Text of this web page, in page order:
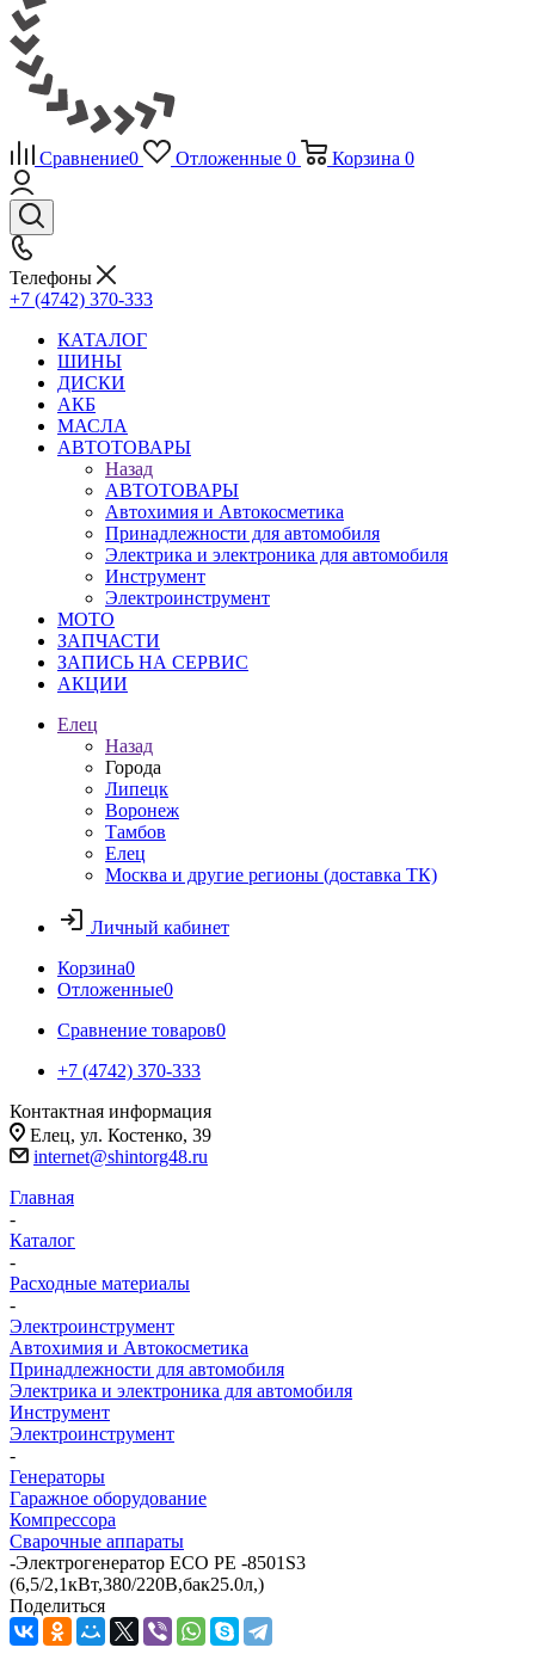
Сравнение0 Отложенные 0 Корзина 0
Телефоны
+7 (4742) 370-333
КАТАЛОГ
ШИНЫ
ДИСКИ
АКБ
МАСЛА
АВТОТОВАРЫ
Назад
АВТОТОВАРЫ
Автохимия и Автокосметика
Принадлежности для автомобиля
Электрика и электроника для автомобиля
Инструмент
Электроинструмент
МОТО
ЗАПЧАСТИ
ЗАПИСЬ НА СЕРВИС
АКЦИИ
Елец
Назад
Города
Липецк
Воронеж
Тамбов
Елец
Москва и другие регионы (доставка ТК)
Личный кабинет
Корзина0
Отложенные0
Сравнение товаров0
+7 (4742) 370-333
Контактная информация
Елец, ул. Костенко, 39
internet@shintorg48.ru
Главная
-
Каталог
-
Расходные материалы
-
Электроинструмент
Автохимия и Автокосметика
Принадлежности для автомобиля
Электрика и электроника для автомобиля
Инструмент
Электроинструмент
-
Генераторы
Гаражное оборудование
Компрессора
Сварочные аппараты
-Электрогенератор ECO PE -8501S3
(6,5/2,1кВт,380/220В,бак25.0л,)
Поделиться